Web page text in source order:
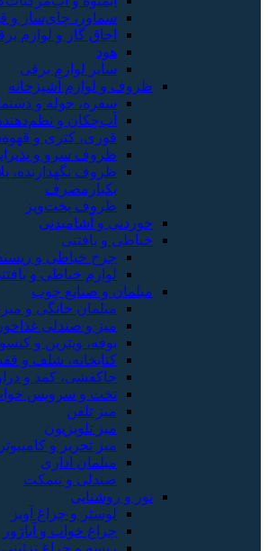
سماور، چای‌ساز و
اجاق گاز و لوازم
هود
سایر لوازم برقی
ظروف و لوازم آشپزخانه
سفره، حوله و
آب‌چکان و
قوری، کتری و
ظروف سرو و
ظروف نگهدارنده،
یکبارمصرف
ظروف پخت‌وپز
خوردنی و آشامیدنی
خیاطی و بافتنی
چرخ خیاطی و
لوازم خیاطی و
مبلمان و صنایع چوب
مبلمان خانگی و
میز و صندلی
بوفه، ویترین و
کتابخانه، شلف و
جاکفشی، کمد و
تخت و سرویس
میز تلفن
میز تلویزیون
میز تحریر و کامپیوتر
مبلمان اداری
صندلی و نیمکت
نور و روشنایی
لوستر و چراغ آویز
چراغ خواب و آباژور